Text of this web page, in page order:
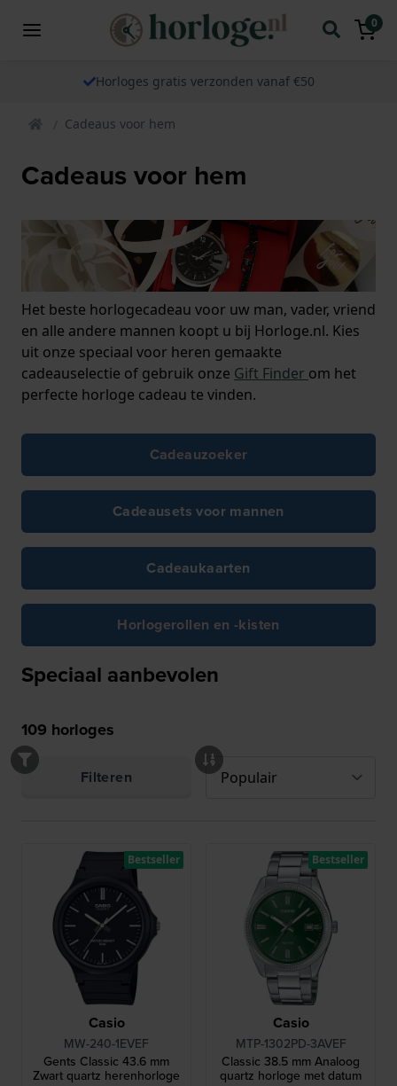
0
Horloges gratis verzonden vanaf €50
Cadeaus voor hem
Cadeaus voor hem
Het beste horlogecadeau voor uw man, vader, vriend
en alle andere mannen koopt u bij Horloge.nl. Kies
uit onze speciaal voor heren gemaakte
cadeauselectie of gebruik onze Gift Finder om het
perfecte horloge cadeau te vinden.
Cadeauzoeker
Cadeausets voor mannen
Cadeaukaarten
Horlogerollen en -kisten
Speciaal aanbevolen
109 horloges
Filteren
Casio
MW-240-1EVEF
Gents Classic 43.6 mm
Zwart quartz herenhorloge
Bestseller
Casio
MTP-1302PD-3AVEF
Classic 38.5 mm Analoog
quartz horloge met datum
Bestseller